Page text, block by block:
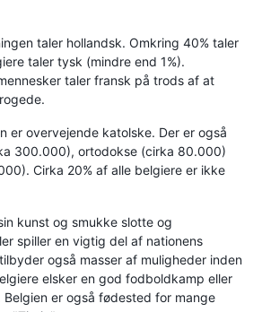
taler hollandsk. Omkring 40% taler
taler tysk (mindre end 1%).
taler fransk på trods af at
er overvejende katolske. Der er også
300.000), ortodokse (cirka 80.000)
Cirka 20% af alle belgiere er ikke
kunst og smukke slotte og
spiller en vigtig del af nationens
også masser af muligheder inden
elsker en god fodboldkamp eller
er også fødested for mange